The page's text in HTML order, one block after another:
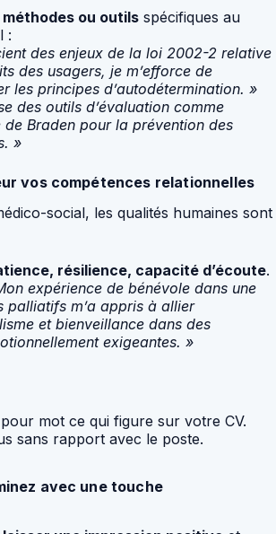
méthodes ou outils spécifiques au
:
des enjeux de la loi 2002-2 relative
des usagers, je m’efforce de
les principes d’autodétermination. »
des outils d’évaluation comme
de Braden pour la prévention des
»
vos compétences relationnelles
social, les qualités humaines sont
résilience, capacité d’écoute.
expérience de bénévole dans une
palliatifs m’a appris à allier
et bienveillance dans des
exigeantes. »
mot ce qui figure sur votre CV.
sans rapport avec le poste.
avec une touche